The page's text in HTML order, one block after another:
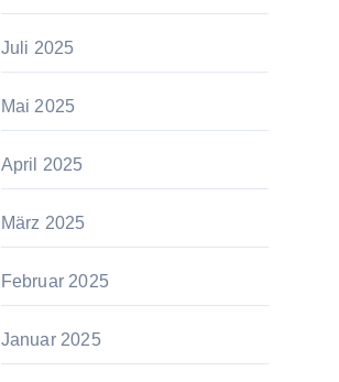
Juli 2025
Mai 2025
April 2025
März 2025
Februar 2025
Januar 2025